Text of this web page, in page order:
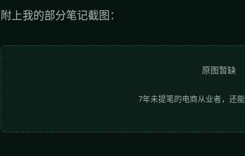
附上我的部分笔记截图：
原图暂缺
7年未提笔的电商从业者，还